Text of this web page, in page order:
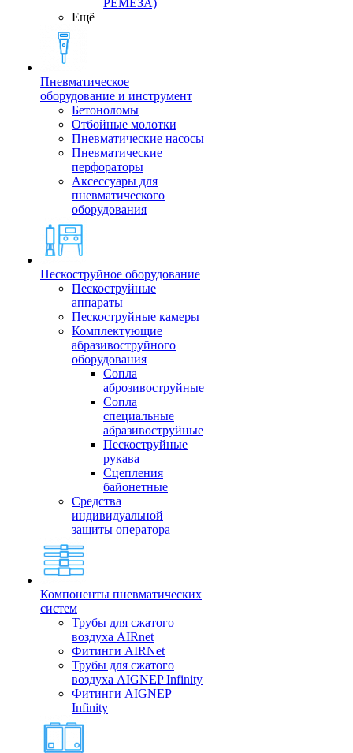
РЕМЕЗА)
Ещё
Пневматическое
оборудование и инструмент
Бетоноломы
Отбойные молотки
Пневматические насосы
Пневматические
перфораторы
Аксессуары для
пневматического
оборудования
Пескоструйное оборудование
Пескоструйные
аппараты
Пескоструйные камеры
Комплектующие
абразивоструйного
оборудования
Сопла
аброзивоструйные
Сопла
специальные
абразивоструйные
Пескоструйные
рукава
Сцепления
байонетные
Средства
индивидуальной
защиты оператора
Компоненты пневматических
систем
Трубы для сжатого
воздуха AIRnet
Фитинги AIRNet
Трубы для сжатого
воздуха AIGNEP Infinity
Фитинги AIGNEP
Infinity